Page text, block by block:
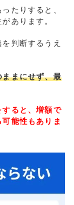
たりすると、
あります。
判断するうえ
まにせず、最
すると、増額で
能性もありま